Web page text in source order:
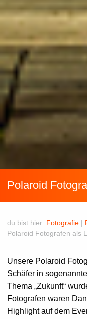
Polaroid
du bist hier: Fotografie |
Polaroid Fotografen als
Unsere Polaroid
Schäfer in
Thema „Zukunft“
Fotografen waren
Highlight auf dem